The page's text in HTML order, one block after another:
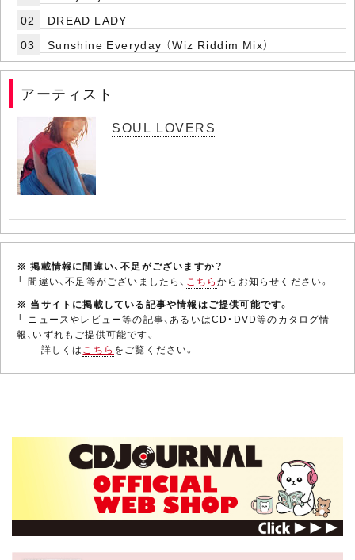
02
DREAD LADY
03
Sunshine Everyday （Wiz Riddim Mix）
アーティスト
SOUL LOVERS
※ 掲載情報に間違い、不足がございますか？
└ 間違い、不足等がございましたら、 こちらからお知らせください。
※ 当サイトに掲載している記事や情報はご提供可能です。
└ ニュースやレビュー等の記事、あるいはCD・DVD等のカタログ情
報、いずれもご提供可能です。
詳しくはこちら をご覧ください。